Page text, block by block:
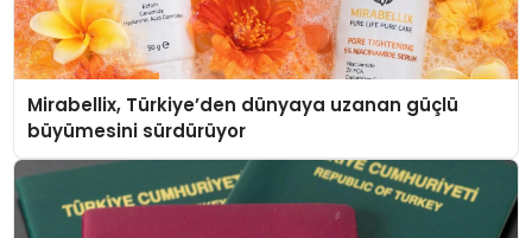
Mirabellix, Türkiye’den dünyaya uzanan güçlü
büyümesini sürdürüyor